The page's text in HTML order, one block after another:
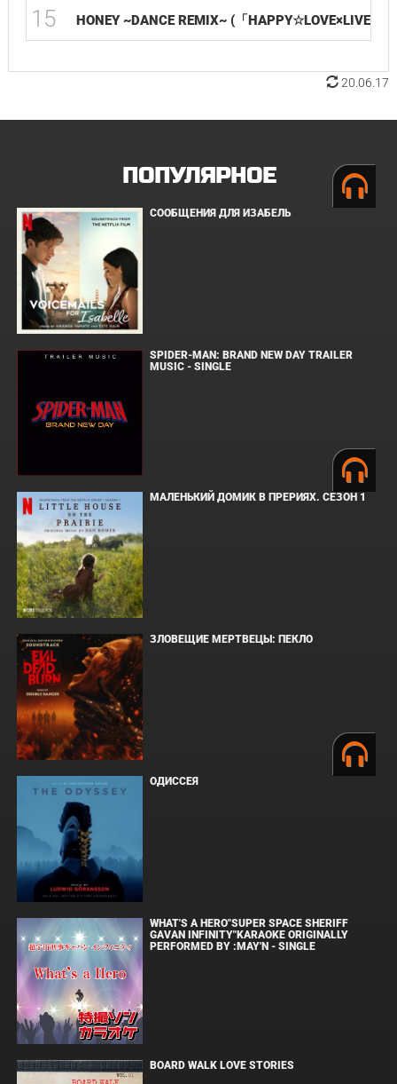
15 HONEY ~DANCE REMIX~ (「
20.06.17
ПОПУЛЯРНОЕ
СООБЩЕНИЯ ДЛЯ ИЗАБЕЛЬ
SPIDER-MAN: BRAND NEW DAY TRAILER
MUSIC - SINGLE
МАЛЕНЬКИЙ ДОМИК В ПРЕРИЯХ. СЕЗОН 1
ЗЛОВЕЩИЕ МЕРТВЕЦЫ: ПЕКЛО
ОДИССЕЯ
WHAT'S A HERO"SUPER SPACE SHERIFF
GAVAN INFINITY"KARAOKE ORIGINALLY
PERFORMED BY :MAY'N - SINGLE
BOARD WALK LOVE STORIES